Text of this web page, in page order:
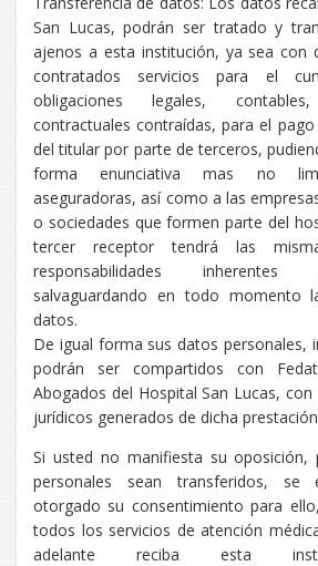
San Lucas, podrán ser tratado y
ajenos a esta institución, ya sea con
contratados servicios para el
obligaciones legales,
contractuales contraídas, para el
del titular por parte de terceros,
forma enunciativa mas no
aseguradoras, así como a las
o sociedades que formen parte del
tercer receptor tendrá las
responsabilidades
salvaguardando en todo momento
datos.
De igual forma sus datos personales,
podrán ser compartidos con
Abogados del Hospital San Lucas,
jurídicos generados de dicha
Si usted no manifiesta su oposición,
personales sean transferidos, se
otorgado su consentimiento para
todos los servicios de atención
adelante reciba esta